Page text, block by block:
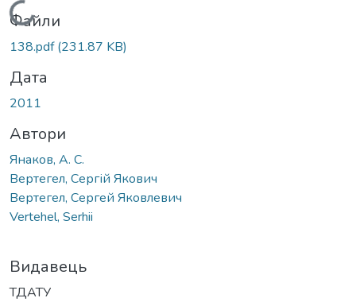
Вантажиться...
Файли
138.pdf(231.87 KB)
Дата
2011
Автори
Янаков, А. С.
Вертегел, Сергій Якович
Вертегел, Сергей Яковлевич
Vertehel, Serhii
Видавець
ТДАТУ